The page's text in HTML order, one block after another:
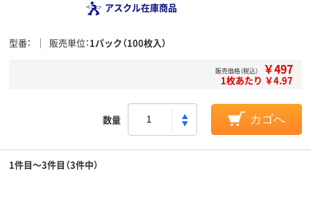
アスクル在庫商品
型番 販売単位 1パック（100枚入）
販売価格（税込） ￥497
1枚あたり ￥4.97
数量 カゴへ
1件目～3件目（3件中）